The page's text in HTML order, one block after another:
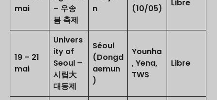
mai
– 우송
봄 축제
n
(10/05)
Libre
19 – 21
mai
Univers
ity of
Seoul –
시립大
대동제
Séoul
(Dongd
aemun
)
Younha
, Yena,
TWS
Libre